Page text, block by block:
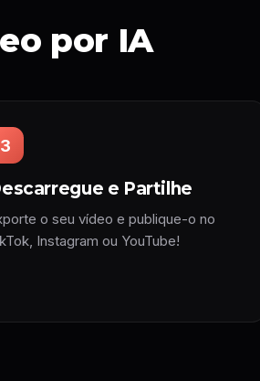
por IA
3
e Partilhe
o seu vídeo e publique-o no
Instagram ou YouTube!